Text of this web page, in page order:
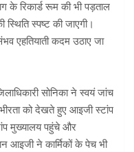
के रिकार्ड रूम की भी पड़ताल
स्पष्ट की जाएगी।
एहतियाती कदम उठाए जा
सोनिका ने स्वयं जांच
को देखते हुए आइजी स्टांप
मुख्यालय पहुंचे और
आइजी ने कार्मिकों के पेच भी